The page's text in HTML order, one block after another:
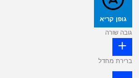
גופן קריא
גובה שורה
ברירת מחדל